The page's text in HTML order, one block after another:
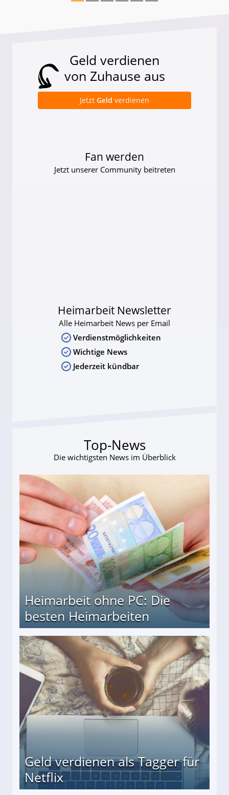
Geld verdienen
von Zuhause aus
Jetzt Geld verdienen
Fan werden
Jetzt unserer Community beitreten
Heimarbeit Newsletter
Alle Heimarbeit News per Email
Verdienstmöglichkeiten
Wichtige News
Jederzeit kündbar
Top-News
Die wichtigsten News im Überblick
Heimarbeit ohne PC: Die
besten Heimarbeiten
Geld verdienen als Tagger für
Netflix